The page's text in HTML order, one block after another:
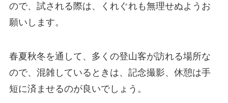
ので、試される際は、くれぐれも無理せぬようお
願いします。
春夏秋冬を通して、多くの登山客が訪れる場所な
ので、混雑しているときは、記念撮影、休憩は手
短に済ませるのが良いでしょう。